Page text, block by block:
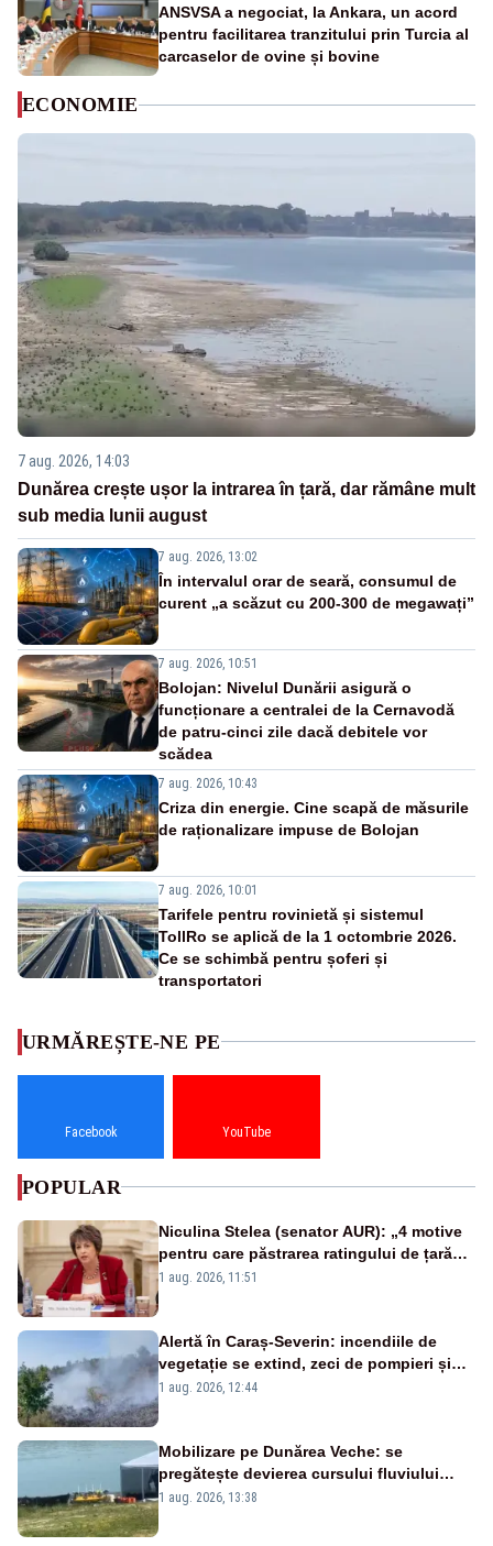
ANSVSA a negociat, la Ankara, un acord
pentru facilitarea tranzitului prin Turcia al
carcaselor de ovine și bovine
ECONOMIE
7 aug. 2026, 14:03
Dunărea crește ușor la intrarea în țară, dar rămâne mult
sub media lunii august
7 aug. 2026, 13:02
În intervalul orar de seară, consumul de
curent „a scăzut cu 200-300 de megawați”
7 aug. 2026, 10:51
Bolojan: Nivelul Dunării asigură o
funcționare a centralei de la Cernavodă
de patru-cinci zile dacă debitele vor
scădea
7 aug. 2026, 10:43
Criza din energie. Cine scapă de măsurile
de raționalizare impuse de Bolojan
7 aug. 2026, 10:01
Tarifele pentru rovinietă și sistemul
TollRo se aplică de la 1 octombrie 2026.
Ce se schimbă pentru șoferi și
transportatori
URMĂREȘTE-NE PE
Facebook YouTube
POPULAR
Niculina Stelea (senator AUR): „4 motive
pentru care păstrarea ratingului de țară
nu este o reușită pentru Guvernul
1 aug. 2026, 11:51
Alertă în Caraș-Severin: incendiile de
vegetație se extind, zeci de pompieri și
silvicultori se luptă cu flăcările - VIDEO
1 aug. 2026, 12:44
Mobilizare pe Dunărea Veche: se
pregătește devierea cursului fluviului
către Cernavodă – VIDEO
1 aug. 2026, 13:38